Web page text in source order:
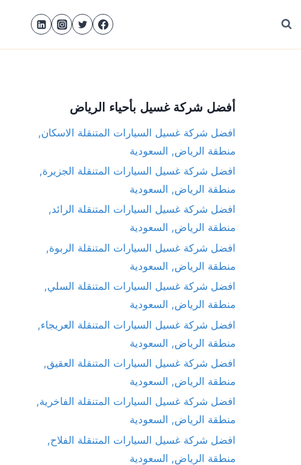
أفضل شركة غسيل بأحياء الرياض
افضل شركة غسيل السيارات المتنقلة الاسكان,
منطقة الرياض, السعودية
افضل شركة غسيل السيارات المتنقلة الجزيرة,
منطقة الرياض, السعودية
افضل شركة غسيل السيارات المتنقلة الرائد,
منطقة الرياض, السعودية
افضل شركة غسيل السيارات المتنقلة الربوة,
منطقة الرياض, السعودية
افضل شركة غسيل السيارات المتنقلة السلي,
منطقة الرياض, السعودية
افضل شركة غسيل السيارات المتنقلة العريجاء,
منطقة الرياض, السعودية
افضل شركة غسيل السيارات المتنقلة العقيق,
منطقة الرياض, السعودية
افضل شركة غسيل السيارات المتنقلة الفاخرية,
منطقة الرياض, السعودية
افضل شركة غسيل السيارات المتنقلة الفلاح,
منطقة الرياض, السعودية